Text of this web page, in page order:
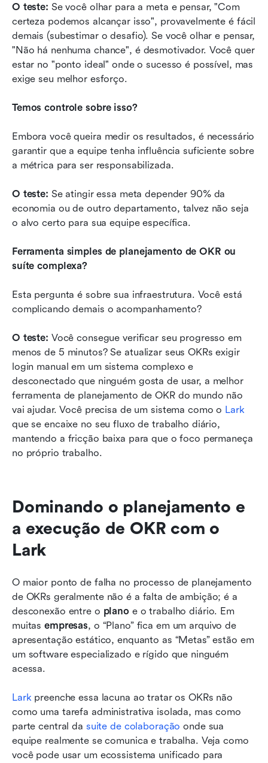
O teste: Se você olhar para a meta e pensar, "Com
certeza podemos alcançar isso", provavelmente é fácil
demais (subestimar o desafio). Se você olhar e pensar,
"Não há nenhuma chance", é desmotivador. Você quer
estar no "ponto ideal" onde o sucesso é possível, mas
exige seu melhor esforço.
Temos controle sobre isso?
Embora você queira medir os resultados, é necessário
garantir que a equipe tenha influência suficiente sobre
a métrica para ser responsabilizada.
O teste: Se atingir essa meta depender 90% da
economia ou de outro departamento, talvez não seja
o alvo certo para sua equipe específica.
Ferramenta simples de planejamento de OKR ou
suíte complexa?
Esta pergunta é sobre sua infraestrutura. Você está
complicando demais o acompanhamento?
O teste: Você consegue verificar seu progresso em
menos de 5 minutos? Se atualizar seus OKRs exigir
login manual em um sistema complexo e
desconectado que ninguém gosta de usar, a melhor
ferramenta de planejamento de OKR do mundo não
vai ajudar. Você precisa de um sistema como o Lark
que se encaixe no seu fluxo de trabalho diário,
mantendo a fricção baixa para que o foco permaneça
no próprio trabalho.
Dominando o planejamento e
a execução de OKR com o
Lark
O maior ponto de falha no processo de planejamento
de OKRs geralmente não é a falta de ambição; é a
desconexão entre o plano e o trabalho diário. Em
muitas empresas, o “Plano” fica em um arquivo de
apresentação estático, enquanto as “Metas” estão em
um software especializado e rígido que ninguém
acessa.
Lark preenche essa lacuna ao tratar os OKRs não
como uma tarefa administrativa isolada, mas como
parte central da suite de colaboração onde sua
equipe realmente se comunica e trabalha. Veja como
você pode usar um ecossistema unificado para